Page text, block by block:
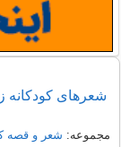
شعرهای کودکانه
مجموعه: شعر و قصه